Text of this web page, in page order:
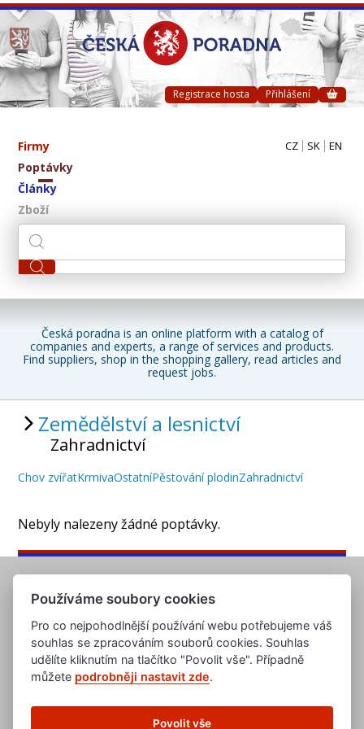
Registrace hosta Přihlášení
Firmy
Poptávky
Články
Zboží
CZ SK EN
Česká poradna is an online platform with a catalog of
companies and experts, a range of services and products.
Find suppliers, shop in the shopping gallery, read articles and
request jobs.
Zemědělství a lesnictví
Zahradnictví
Chov zvířatKrmivaOstatníPěstování plodinZahradnictví
Nebyly nalezeny žádné poptávky.
www.evropska-databanka.cz
www.edb.eu
Používáme soubory cookies
Pro co nejpohodlnější používání webu potřebujeme váš
souhlas se zpracováním souborů cookies. Souhlas
udělíte kliknutím na tlačítko "Povolit vše". Případně
můžete podrobněji nastavit zde.
Povolit vše